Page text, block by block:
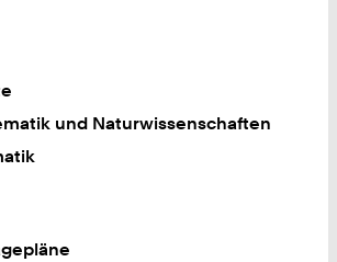
und Naturwissenschaften